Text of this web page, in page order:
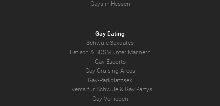
Gays in Hessen
Gay Dating
Schwule Sexdates
Fetisch & BDSM unter Männern
Gay-Escorts
Gay Cruising Areas
Gay-Parkplatzsex
Events für Schwule & Gay Partys
Gay-Vorlieben